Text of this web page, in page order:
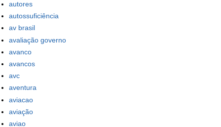
autores
autossuficiência
av brasil
avaliação governo
avanco
avancos
avc
aventura
aviacao
aviação
aviao